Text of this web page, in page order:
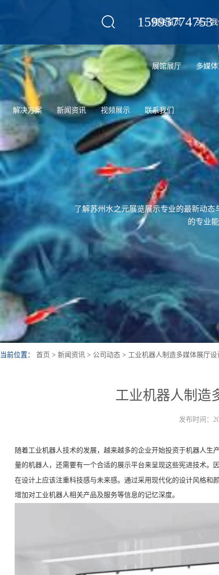
15995774753
网站首页 关于
展馆展厅 多媒
解决方案 新闻资讯 视频展示 联系我们
了解苏州水之元展览展示专业的最新动
的专业
当前位置： 首页 > 新闻资讯 > 公司动态 > 工业机器人制造多媒体展厅设
工业机器人制造
发布时间：
随着工业机器人技术的发展，越来越多的企业开始投资于机器人
量的机器人，还需要有一个合适的展示平台来呈现这些宪进技术。
在设计上应该注重科技感与未来感。通过采用现代化的设计风格
增加对工业机器人相关产品及服务等信息的记忆深度。